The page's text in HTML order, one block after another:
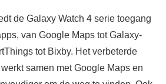
de Galaxy Watch 4 serie toegang
van Google Maps tot Galaxy-
tot Bixby. Het verbeterde
samen met Google Maps en